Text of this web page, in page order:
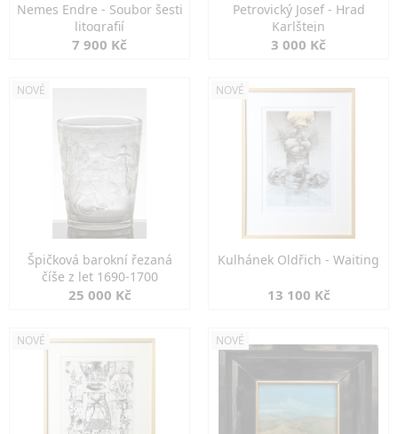
Nemes Endre - Soubor šesti
litografií
7 900 Kč
Petrovický Josef - Hrad
Karlštejn
3 000 Kč
NOVÉ
Špičková barokní řezaná
číše z let 1690-1700
25 000 Kč
NOVÉ
Kulhánek Oldřich - Waiting
13 100 Kč
NOVÉ NOVÉ